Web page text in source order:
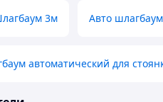
3м Авто шлагбаум
автоматический для